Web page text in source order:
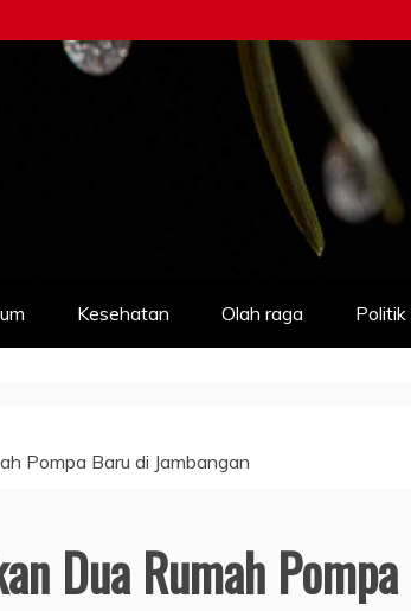
Kesehatan Olah raga Politik
Pompa Baru di Jambangan
Dua Rumah Pompa